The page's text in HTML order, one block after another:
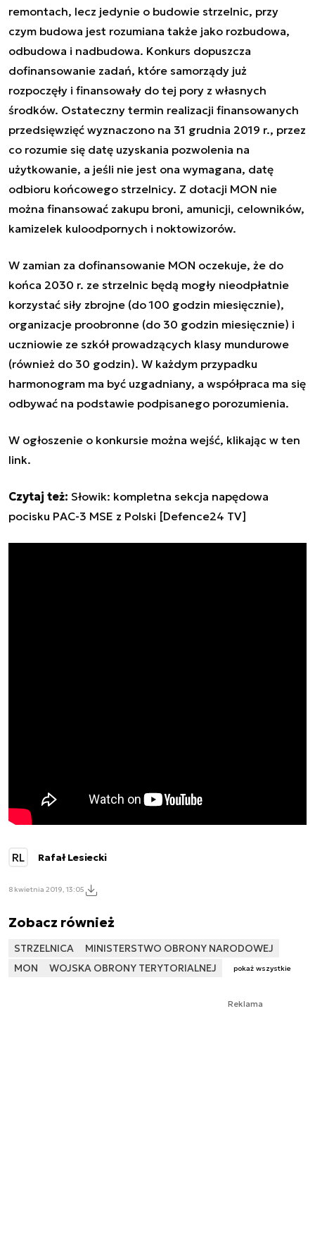
remontach, lecz jedynie o budowie strzelnic, przy
czym budowa jest rozumiana także jako rozbudowa,
odbudowa i nadbudowa. Konkurs dopuszcza
dofinansowanie zadań, które samorządy już
rozpoczęły i finansowały do tej pory z własnych
środków. Ostateczny termin realizacji finansowanych
przedsięwzięć wyznaczono na 31 grudnia 2019 r., przez
co rozumie się datę uzyskania pozwolenia na
użytkowanie, a jeśli nie jest ona wymagana, datę
odbioru końcowego strzelnicy. Z dotacji MON nie
można finansować zakupu broni, amunicji, celowników,
kamizelek kuloodpornych i noktowizorów.
W zamian za dofinansowanie MON oczekuje, że do
końca 2030 r. ze strzelnic będą mogły nieodpłatnie
korzystać siły zbrojne (do 100 godzin miesięcznie),
organizacje proobronne (do 30 godzin miesięcznie) i
uczniowie ze szkół prowadzących klasy mundurowe
(również do 30 godzin). W każdym przypadku
harmonogram ma być uzgadniany, a współpraca ma się
odbywać na podstawie podpisanego porozumienia.
W ogłoszenie o konkursie można wejść, klikając w ten
link.
Czytaj też: Słowik: kompletna sekcja napędowa
pocisku PAC-3 MSE z Polski [Defence24 TV]
RL Rafał Lesiecki
8 kwietnia 2019, 13:05
Zobacz również
STRZELNICA
MINISTERSTWO OBRONY NARODOWEJ
MON
WOJSKA OBRONY TERYTORIALNEJ pokaż wszystkie
Reklama